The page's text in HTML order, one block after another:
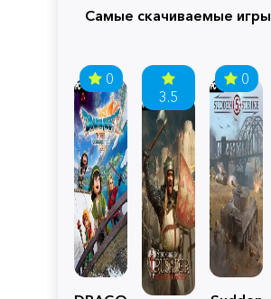
Самые скачиваемые игры
0
3.5
0